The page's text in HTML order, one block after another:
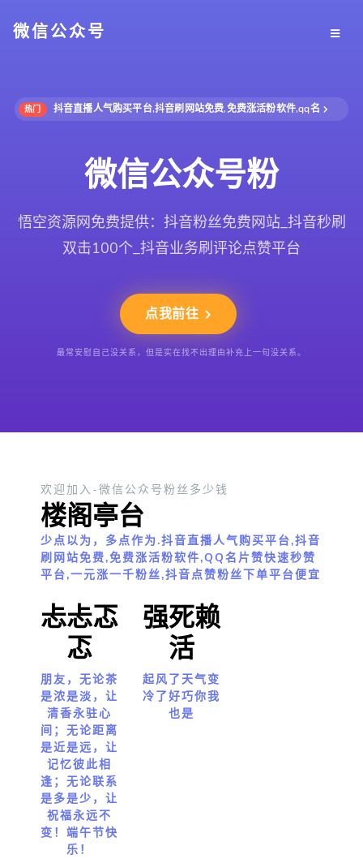
微信公众号
热门 抖音直播人气购买平台,抖音刷网站免费,免费涨活粉软件,qq名
微信公众号粉
悟空资源网免费提供：抖音粉丝免费网站_抖音秒刷
双击100个_抖音业务刷评论点赞平台
点我前往
最常安慰自己没关系，但是实在找不出理由补充上一句没关系。
欢迎加入-微信公众号粉丝多少钱
楼阁亭台
少点以为，多点作为.抖音直播人气购买平台,抖音
刷网站免费,免费涨活粉软件,QQ名片赞快速秒赞
平台,一元涨一千粉丝,抖音点赞粉丝下单平台便宜
忐忐忑
忑
朋友，无论茶
是浓是淡，让
清香永驻心
间；无论距离
是近是远，让
记忆彼此相
逢；无论联系
是多是少，让
祝福永远不
变！端午节快
乐！
强死赖
活
起风了天气变
冷了好巧你我
也是